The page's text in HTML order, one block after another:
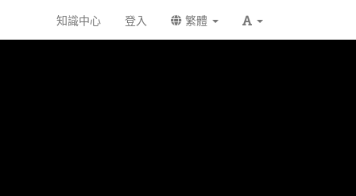
知識中心 登入 繁體